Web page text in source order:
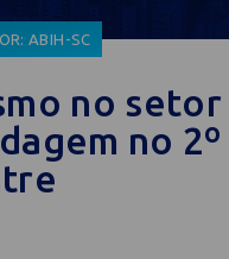
ABIH-SC
no setor
no 2º